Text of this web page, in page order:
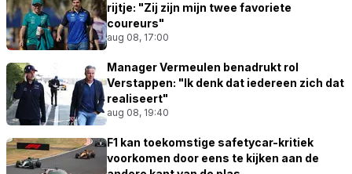
rijtje: "Zij zijn mijn twee favoriete
coureurs"
aug 08, 17:00
Manager Vermeulen benadrukt rol
Verstappen: "Ik denk dat iedereen zich dat
realiseert"
aug 08, 19:40
F1 kan toekomstige safetycar-kritiek
voorkomen door eens te kijken aan de